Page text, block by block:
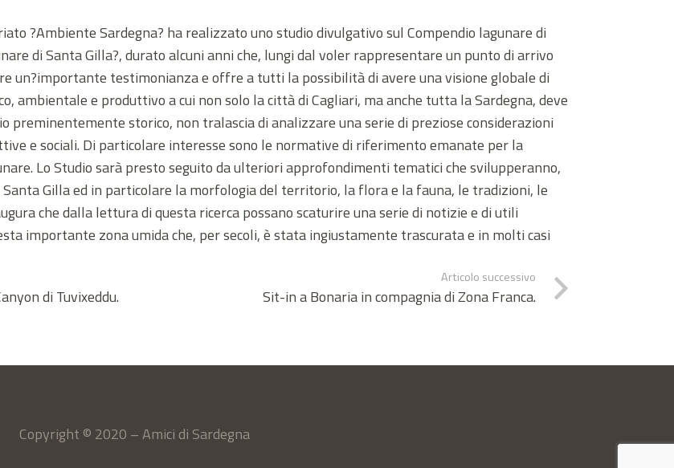
?Ambiente Sardegna? ha realizzato uno studio divulgativo sul Compendio lagunare di
di Santa Gilla?, durato alcuni anni che, lungi dal voler rappresentare un punto di arrivo
un?importante testimonianza e offre a tutti la possibilità di avere una visione globale di
ambientale e produttivo a cui non solo la città di Cagliari, ma anche tutta la Sardegna, deve
preminentemente storico, non tralascia di analizzare una serie di preziose considerazioni
e sociali. Di particolare interesse sono le normative di riferimento emanate per la
Lo Studio sarà presto seguito da ulteriori approfondimenti tematici che svilupperanno,
Gilla ed in particolare la morfologia del territorio, la flora e la fauna, le tradizioni, le
che dalla lettura di questa ricerca possano scaturire una serie di notizie e di utili
importante zona umida che, per secoli, è stata ingiustamente trascurata e in molti casi
di Tuvixeddu.
Articolo successivo
Sit-in a Bonaria in compagnia di Zona Franca.
Copyright © 2020 – Amici di Sardegna